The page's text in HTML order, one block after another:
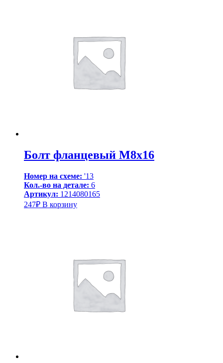
Болт фланцевый M8x16
Номер на схеме: '13
Кол.-во на детале: 6
Артикул: 1214080165
247₽ В корзину